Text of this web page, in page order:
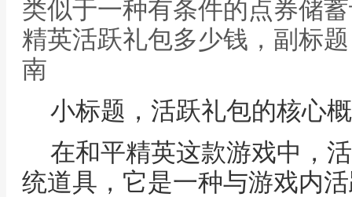
类似于一种有条件的点券储
精英活跃礼包多少钱，副标
南
小标题，活跃礼包的核心
在和平精英这款游戏中，
统道具，它是一种与游戏内